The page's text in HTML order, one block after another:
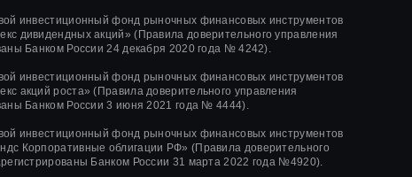
инвестиционный фонд рыночных финансовых инструментов
дивидендных акций» (Правила доверительного управления
Банком России24 декабря 2020 года № 4242).
инвестиционный фонд рыночных финансовых инструментов
акций роста» (Правила доверительного управления
Банком России3 июня 2021 года № 4444).
инвестиционный фонд рыночных финансовых инструментов
Корпоративные облигации РФ» (Правила доверительного
Банком России 31 марта 2022 года №4920).